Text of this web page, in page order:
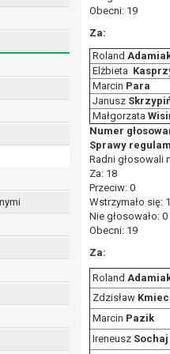
Obecni: 19
Za:
Roland
Elżbieta
Marcin Para
Janusz
Małgorzata
Numer
Sprawy
Radni głosowali
Za: 18
Przeciw: 0
Wstrzymało się: 1
Nie głosowało: 0
Obecni: 19
Za:
Roland
Zdzisław
Marcin Pazik
Ireneusz Sochaj
wynikających z przepisów
umów;
interesów osoby, której
realizowanego w interesie
przypadkach dane osobowe
danych w celu
mogą być:
przetwarzają dane osobowe
do odbioru danych
będą przetwarzane przez
obowiązującego.
osobowe przetwarzane są na
osobowe przetwarzane są w
przez przepisy prawa
czasu wycofania tej zgody.
umów o dofinansowanie dane
instytucją, trwałości
przez administratora
do treści danych oraz